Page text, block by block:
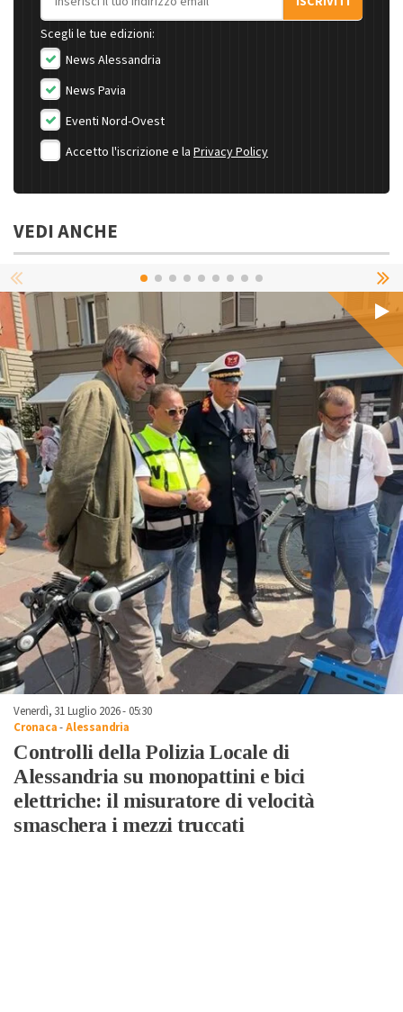
Scegli le tue edizioni:
News Alessandria
News Pavia
Eventi Nord-Ovest
Accetto l'iscrizione e la Privacy Policy
VEDI ANCHE
Venerdì, 31 Luglio 2026 - 05:30
Cronaca-Alessandria
Controlli della Polizia Locale di
Alessandria su monopattini e bici
elettriche: il misuratore di velocità
smaschera i mezzi truccati